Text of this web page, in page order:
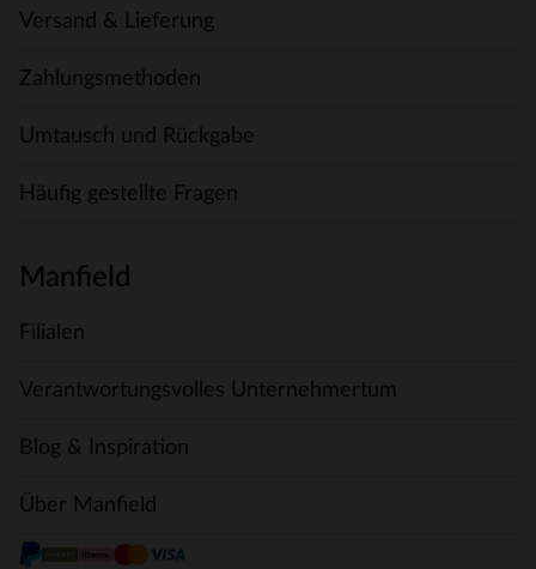
Versand & Lieferung
Zahlungsmethoden
Umtausch und Rückgabe
Häufig gestellte Fragen
Manfield
Filialen
Verantwortungsvolles Unternehmertum
Blog & Inspiration
Über Manfield